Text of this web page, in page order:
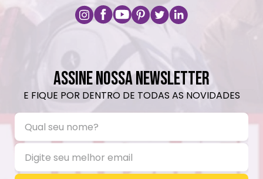
ASSINE NOSSA NEWSLETTER
E FIQUE POR DENTRO DE TODAS AS NOVIDADES